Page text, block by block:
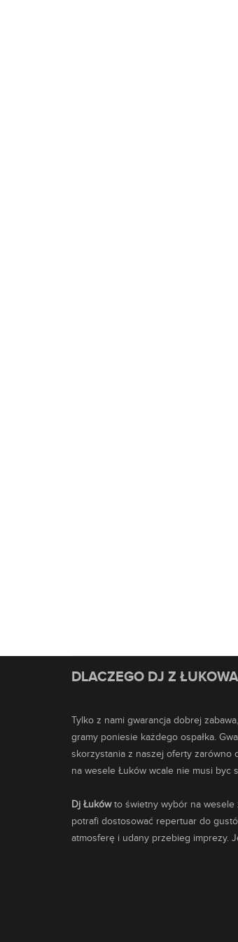
DLACZEGO DJ Z ŁUKOWA
Tylko z nami gwarancja dobrej zabawa,
gramy poniesie każdego ospałka.
skorzystania z naszej oferty zarówno
na wesele Łuków wcale nie musi byc
Dj Łukówto świetny wybór na wesele
potrafi dostosować repertuar do
atmosferę i udany przebieg imprezy.